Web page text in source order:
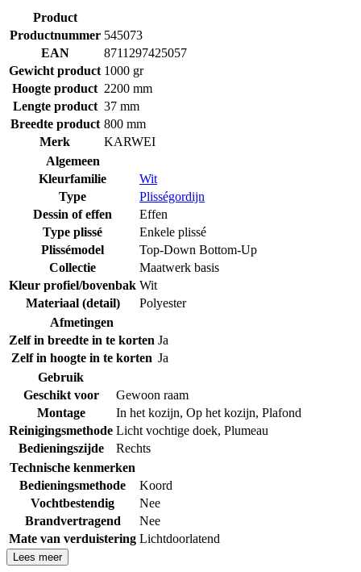
Product
Productnummer 545073
EAN
8711297425057
Gewicht product 1000 gr
Hoogte product 2200 mm
Lengte product 37 mm
Breedte product 800 mm
Merk
KARWEI
Algemeen
Kleurfamilie
Wit
Type
Plisségordijn
Dessin of effen
Effen
Type plissé
Enkele plissé
Plissémodel
Top-Down Bottom-Up
Collectie
Maatwerk basis
Kleur profiel/bovenbak Wit
Materiaal (detail)
Polyester
Afmetingen
Zelf in breedte in te korten Ja
Zelf in hoogte in te korten Ja
Gebruik
Geschikt voor
Gewoon raam
Montage
In het kozijn, Op het kozijn, Plafond
Reinigingsmethode Licht vochtige doek, Plumeau
Bedieningszijde
Rechts
Technische kenmerken
Bedieningsmethode
Koord
Vochtbestendig
Nee
Brandvertragend
Nee
Mate van verduistering Lichtdoorlatend
Lees meer